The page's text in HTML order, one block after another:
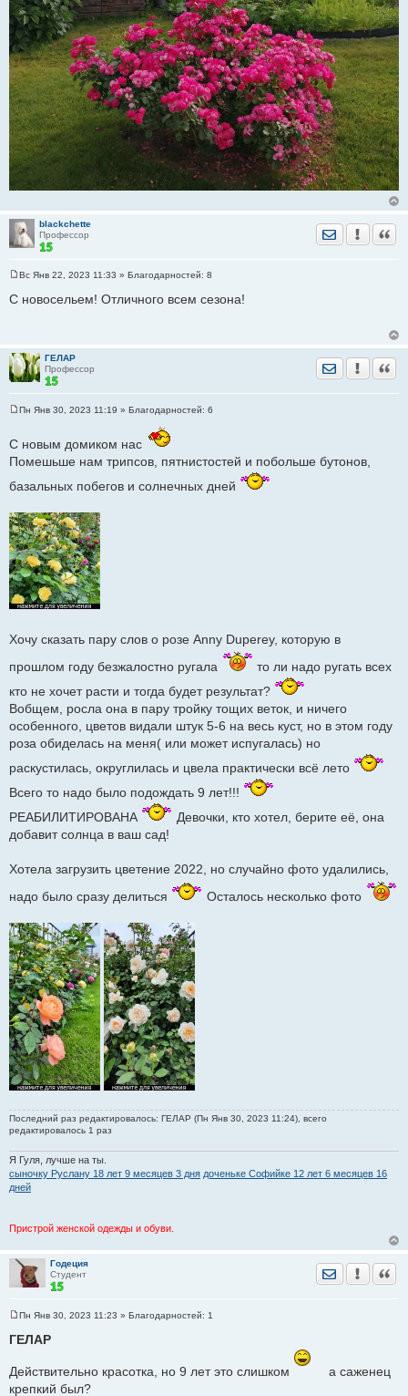
blackchette
Профессор
Отправить
о
н
и
е
Вс Янв 22, 2023 11:33 » Благодарностей: 8
С новосельем! Отличного всем сезона!
ГЕЛАР
Профессор
Отправить
б
щ
н
Пн Янв 30, 2023 11:19 » Благодарностей: 6
С новым домиком нас
Помешьше нам трипсов, пятнистостей и побольше бутонов,
базальных побегов и солнечных дней
Хочу сказать пару слов о розе Anny Duperey, которую в
прошлом году безжалостно ругала
то ли надо ругать всех
кто не хочет расти и тогда будет результат?
Вобщем, росла она в пару тройку тощих веток, и ничего
особенного, цветов видали штук 5-6 на весь куст, но в этом году
роза обиделась на меня( или может испугалась) но
раскустилась, округлилась и цвела практически всё лето
Всего то надо было подождать 9 лет!!!
РЕАБИЛИТИРОВАНА
Девочки, кто хотел, берите её, она
добавит солнца в ваш сад!
Хотела загрузить цветение 2022, но случайно фото удалились,
надо было сразу делиться
Осталось несколько фото
Последний раз редактировалось: ГЕЛАР (Пн Янв 30, 2023 11:24), всего
редактировалось 1 раз
Я Гуля, лучше на ты.
сыночку Руслану 18 лет 9 месяцев 3 дня доченьке Софийке 12 лет 6 месяцев 16
дней
Пристрой женской одежды и обуви.
Годеция
Студент
Отправить
о
о
щ
е
н
Пн Янв 30, 2023 11:23 » Благодарностей: 1
ГЕЛАР
Действительно красотка, но 9 лет это слишком
а саженец
крепкий был?